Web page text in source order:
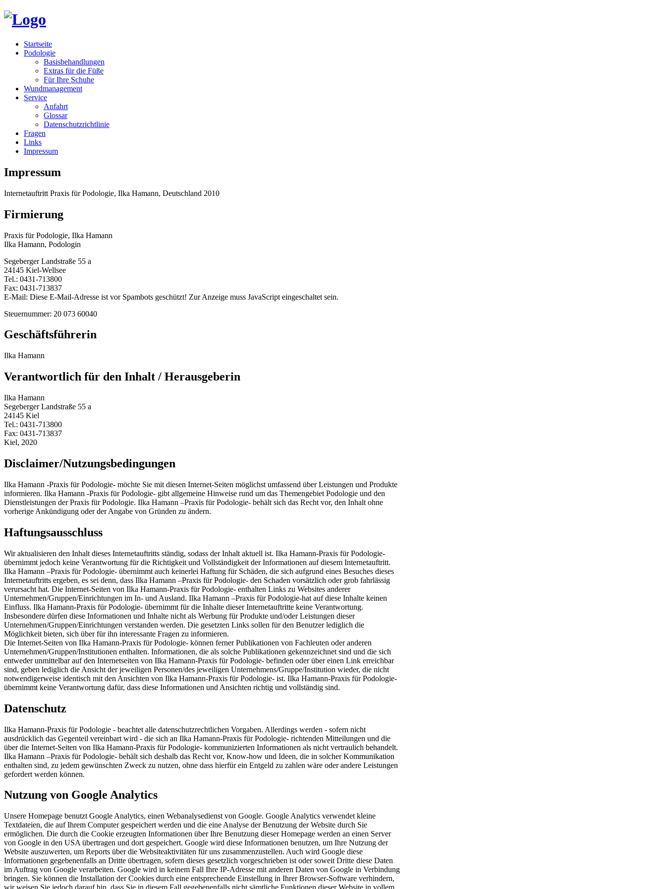
Startseite
Podologie
Basisbehandlungen
Extras für die Füße
Für Ihre Schuhe
Wundmanagement
Service
Anfahrt
Glossar
Datenschutzrichtlinie
Fragen
Links
Impressum
Impressum
Internetauftritt Praxis für Podologie, Ilka Hamann, Deutschland 2010
Firmierung
Praxis für Podologie, Ilka Hamann
Ilka Hamann, Podologin
Segeberger Landstraße 55 a
24145 Kiel-Wellsee
Tel.: 0431-713800
Fax: 0431-713837
E-Mail: Diese E-Mail-Adresse ist vor Spambots geschützt! Zur Anzeige muss JavaScript eingeschaltet sein.
Steuernummer: 20 073 60040
Geschäftsführerin
Ilka Hamann
Verantwortlich für den Inhalt / Herausgeberin
Ilka Hamann
Segeberger Landstraße 55 a
24145 Kiel
Tel.: 0431-713800
Fax: 0431-713837
Kiel, 2020
Disclaimer/Nutzungsbedingungen
Ilka Hamann -Praxis für Podologie- möchte Sie mit diesen Internet-Seiten möglichst umfassend über Leistungen und Produkte
informieren. Ilka Hamann -Praxis für Podologie- gibt allgemeine Hinweise rund um das Themengebiet Podologie und den
Dienstleistungen der Praxis für Podologie. Ilka Hamann –Praxis für Podologie- behält sich das Recht vor, den Inhalt ohne
vorherige Ankündigung oder der Angabe von Gründen zu ändern.
Haftungsausschluss
Wir aktualisieren den Inhalt dieses Internetauftritts ständig, sodass der Inhalt aktuell ist. Ilka Hamann-Praxis für Podologie-
übernimmt jedoch keine Verantwortung für die Richtigkeit und Vollständigkeit der Informationen auf diesem Internetauftritt.
Ilka Hamann –Praxis für Podologie- übernimmt auch keinerlei Haftung für Schäden, die sich aufgrund eines Besuches dieses
Internetauftritts ergeben, es sei denn, dass Ilka Hamann –Praxis für Podologie- den Schaden vorsätzlich oder grob fahrlässig
verursacht hat. Die Internet-Seiten von Ilka Hamann-Praxis für Podologie- enthalten Links zu Websites anderer
Unternehmen/Gruppen/Einrichtungen im In- und Ausland. Ilka Hamann –Praxis für Podologie-hat auf diese Inhalte keinen
Einfluss. Ilka Hamann-Praxis für Podologie- übernimmt für die Inhalte dieser Internetauftritte keine Verantwortung.
Insbesondere dürfen diese Informationen und Inhalte nicht als Werbung für Produkte und/oder Leistungen dieser
Unternehmen/Gruppen/Einrichtungen verstanden werden. Die gesetzten Links sollen für den Benutzer lediglich die
Möglichkeit bieten, sich über für ihn interessante Fragen zu informieren.
Die Internet-Seiten von Ilka Hamann-Praxis für Podologie- können ferner Publikationen von Fachleuten oder anderen
Unternehmen/Gruppen/Institutionen enthalten. Informationen, die als solche Publikationen gekennzeichnet sind und die sich
entweder unmittelbar auf den Internetseiten von Ilka Hamann-Praxis für Podologie- befinden oder über einen Link erreichbar
sind, geben lediglich die Ansicht der jeweiligen Personen/des jeweiligen Unternehmens/Gruppe/Institution wieder, die nicht
notwendigerweise identisch mit den Ansichten von Ilka Hamann-Praxis für Podologie- ist. Ilka Hamann-Praxis für Podologie-
übernimmt keine Verantwortung dafür, dass diese Informationen und Ansichten richtig und vollständig sind.
Datenschutz
Ilka Hamann-Praxis für Podologie - beachtet alle datenschutzrechtlichen Vorgaben. Allerdings werden - sofern nicht
ausdrücklich das Gegenteil vereinbart wird - die sich an Ilka Hamann-Praxis für Podologie- richtenden Mitteilungen und die
über die Internet-Seiten von Ilka Hamann-Praxis für Podologie- kommunizierten Informationen als nicht vertraulich behandelt.
Ilka Hamann –Praxis für Podologie- behält sich deshalb das Recht vor, Know-how und Ideen, die in solcher Kommunikation
enthalten sind, zu jedem gewünschten Zweck zu nutzen, ohne dass hierfür ein Entgeld zu zahlen wäre oder andere Leistungen
gefordert werden können.
Nutzung von Google Analytics
Unsere Homepage benutzt Google Analytics, einen Webanalysedienst von Google. Google Analytics verwendet kleine
Textdateien, die auf Ihrem Computer gespeichert werden und die eine Analyse der Benutzung der Website durch Sie
ermöglichen. Die durch die Cookie erzeugten Informationen über Ihre Benutzung dieser Homepage werden an einen Server
von Google in den USA übertragen und dort gespeichert. Google wird diese Informationen benutzen, um Ihre Nutzung der
Website auszuwerten, um Reports über die Websiteaktivitäten für uns zusammenzustellen. Auch wird Google diese
Informationen gegebenenfalls an Dritte übertragen, sofern dieses gesetzlich vorgeschrieben ist oder soweit Dritte diese Daten
im Auftrag von Google verarbeiten. Google wird in keinem Fall Ihre IP-Adresse mit anderen Daten von Google in Verbindung
bringen. Sie können die Installation der Cookies durch eine entsprechende Einstellung in Ihrer Browser-Software verhindern,